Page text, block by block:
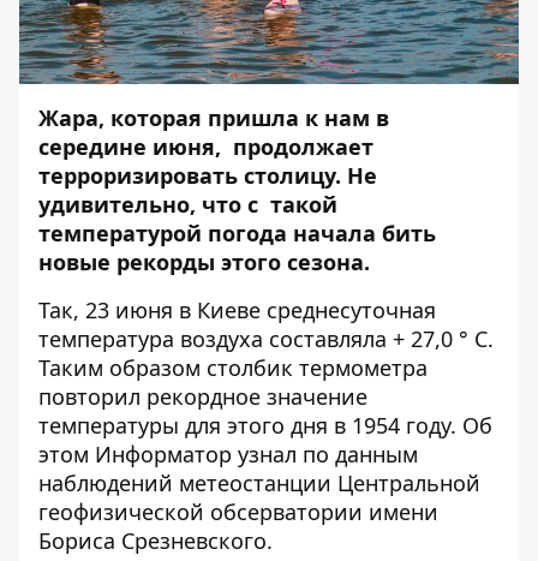
Жара, которая пришла к нам в
середине июня, продолжает
терроризировать столицу. Не
удивительно, что с такой
температурой погода начала бить
новые рекорды этого сезона.
Так, 23 июня в Киеве среднесуточная
температура воздуха составляла + 27,0 ° С.
Таким образом столбик термометра
повторил рекордное значение
температуры для этого дня в 1954 году. Об
этом Информатор узнал по данным
наблюдений метеостанции Центральной
геофизической обсерватории имени
Бориса Срезневского.